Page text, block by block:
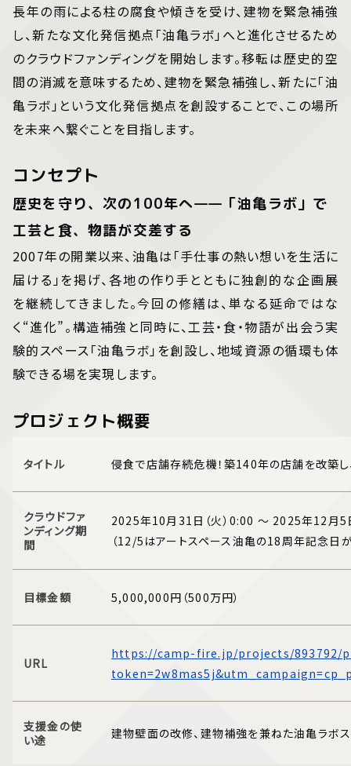
長年の雨による柱の腐食や傾きを受け、建物を緊急補強
し、新たな文化発信拠点「油亀ラボ」へと進化させるため
のクラウドファンディングを開始します。移転は歴史的空
間の消滅を意味するため、建物を緊急補強し、新たに「油
亀ラボ」という文化発信拠点を創設することで、この場所
を未来へ繋ぐことを目指します。
コンセプト
歴史を守り、次の100年へ——「油亀ラボ」で
工芸と食、物語が交差する
2007年の開業以来、油亀は「手仕事の熱い想いを生活に
届ける」を掲げ、各地の作り手とともに独創的な企画展
を継続してきました。今回の修繕は、単なる延命ではな
く“進化”。構造補強と同時に、工芸・食・物語が出会う実
験的スペース「油亀ラボ」を創設し、地域資源の循環も体
験できる場を実現します。
プロジェクト概要
タイトル 侵食で店舗存続危機！築140年の店舗を改築し
クラウドファ
ンディング期
間
2025年10月31日（火）0:00 ～ 2025年12月5
（12/5はアートスペース油亀の18周年記念日
目標金額 5,000,000円（500万円）
URL
https://camp-fire.jp/projects/893792/
支援金の使
い途
建物壁面の改修、建物補強を兼ねた油亀ラボ